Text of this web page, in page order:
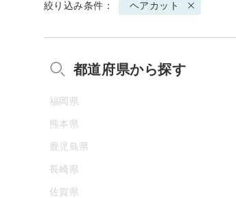
絞り込み条件： ヘアカット
都道府県から探す
福岡県
熊本県
鹿児島県
長崎県
佐賀県